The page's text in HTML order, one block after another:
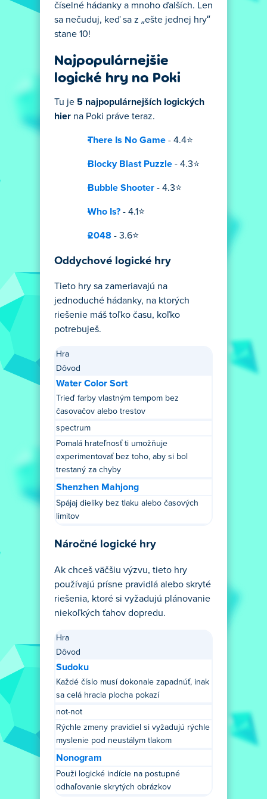
číselné hádanky a mnoho ďalších. Len
sa nečuduj, keď sa z „ešte jednej hry“
stane 10!
Najpopulárnejšie
logické hry na Poki
Tu je 5 najpopulárnejších logických
hier na Poki práve teraz.
There Is No Game - 4.4⭐
Blocky Blast Puzzle - 4.3⭐
Bubble Shooter - 4.3⭐
Who Is? - 4.1⭐
2048 - 3.6⭐
Oddychové logické hry
Tieto hry sa zameriavajú na
jednoduché hádanky, na ktorých
riešenie máš toľko času, koľko
potrebuješ.
Hra
Dôvod
Water Color Sort
Trieď farby vlastným tempom bez
časovačov alebo trestov
spectrum
Pomalá hrateľnosť ti umožňuje
experimentovať bez toho, aby si bol
trestaný za chyby
Shenzhen Mahjong
Spájaj dieliky bez tlaku alebo časových
limitov
Náročné logické hry
Ak chceš väčšiu výzvu, tieto hry
používajú prísne pravidlá alebo skryté
riešenia, ktoré si vyžadujú plánovanie
niekoľkých ťahov dopredu.
Hra
Dôvod
Sudoku
Každé číslo musí dokonale zapadnúť, inak
sa celá hracia plocha pokazí
not-not
Rýchle zmeny pravidiel si vyžadujú rýchle
myslenie pod neustálym tlakom
Nonogram
Použi logické indície na postupné
odhaľovanie skrytých obrázkov